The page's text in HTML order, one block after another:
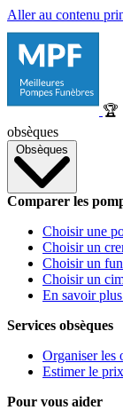
Aller au contenu
🏆
obsèques
Obsèques
Comparer les
Choisir une
Choisir un
Choisir un
Choisir un
En savoir
Services obsèques
Organiser les
Estimer le
Pour vous aider